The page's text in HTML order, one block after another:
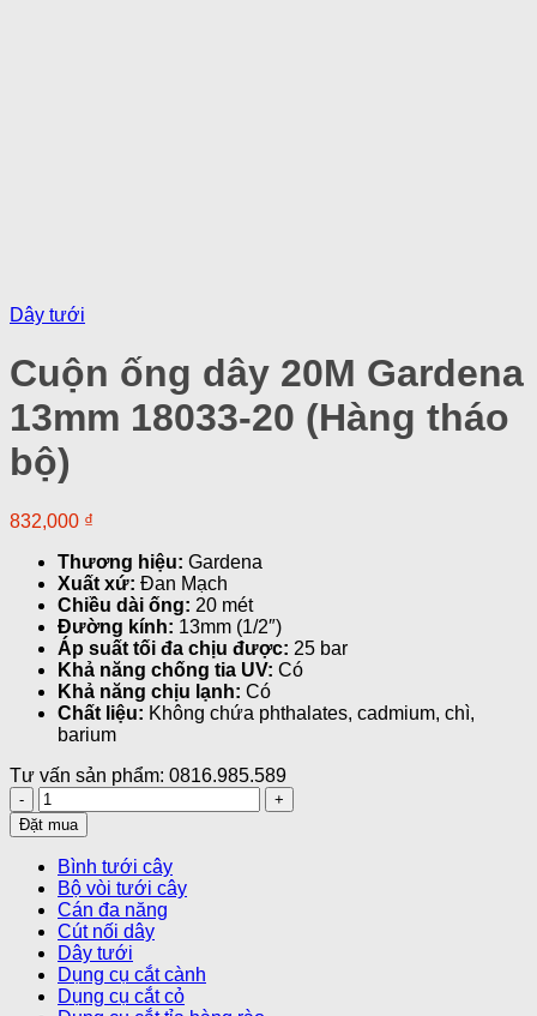
Dây tưới
Cuộn ống dây 20M Gardena
13mm 18033-20 (Hàng tháo
bộ)
832,000 ₫
Thương hiệu: Gardena
Xuất xứ: Đan Mạch
Chiều dài ống: 20 mét
Đường kính: 13mm (1/2″)
Áp suất tối đa chịu được: 25 bar
Khả năng chống tia UV: Có
Khả năng chịu lạnh: Có
Chất liệu: Không chứa phthalates, cadmium, chì,
barium
Tư vấn sản phẩm: 0816.985.589
Cuộn
ống
dây
20M
Gardena
13mm
18033-
20
(Hàng
tháo
bộ)
Đặt mua
Bình tưới cây
Bộ vòi tưới cây
Cán đa năng
Cút nối dây
Dây tưới
Dụng cụ cắt cành
Dụng cụ cắt cỏ